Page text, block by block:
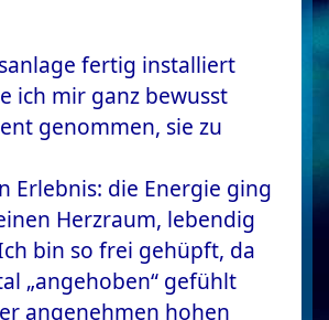
fertig installiert
ich mir ganz bewusst
genommen, sie zu
Erlebnis: die Energie ging
Herzraum, lebendig
bin so frei gehüpft, da
„angehoben“ gefühlt
angenehmen hohen